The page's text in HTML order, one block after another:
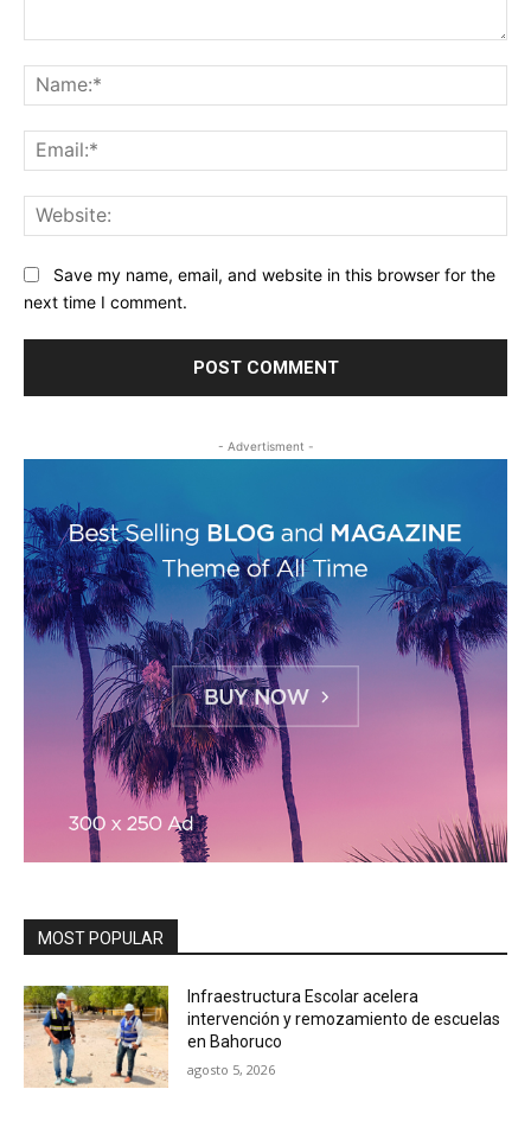
Save my name, email, and website in this browser for the
next time I comment.
- Advertisment -
MOST POPULAR
Infraestructura Escolar acelera
intervención y remozamiento de escuelas
en Bahoruco
agosto 5, 2026